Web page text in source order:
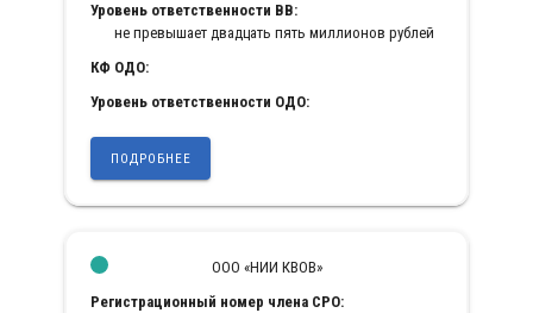
Уровень ответственности ВВ:
не превышает двадцать пять миллионов рублей
КФ ОДО:
Уровень ответственности ОДО:
ПОДРОБНЕЕ
ООО «НИИ КВОВ»
Регистрационный номер члена СРО: